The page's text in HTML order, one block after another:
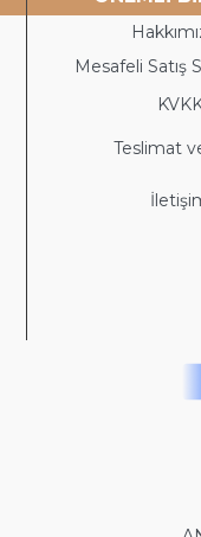
Mesafeli Satış
Teslimat